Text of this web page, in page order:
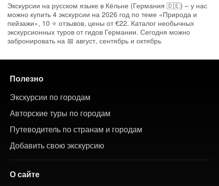
Экскурсии на русском языке в Кёльне (Германия 🇩🇪) – у нас
можно купить 4 экскурсии на 2026 год по теме «Природа и
пейзажи», 10 ⭐ отзывов, цены от €22. Каталог необычных
экскурсионных туров от гидов Германии. Сегодня можно
забронировать на 📅 август, сентябрь и октябрь
Полезно
Экскурсии по городам
Авторские туры по городам
Путеводитель по странам и городам
Добавить свою экскурсию
О сайте